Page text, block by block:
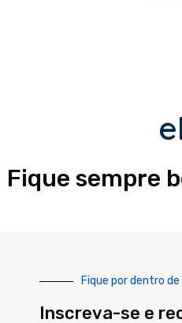
Fique sempre
Fique por dentro
Inscreva-se e